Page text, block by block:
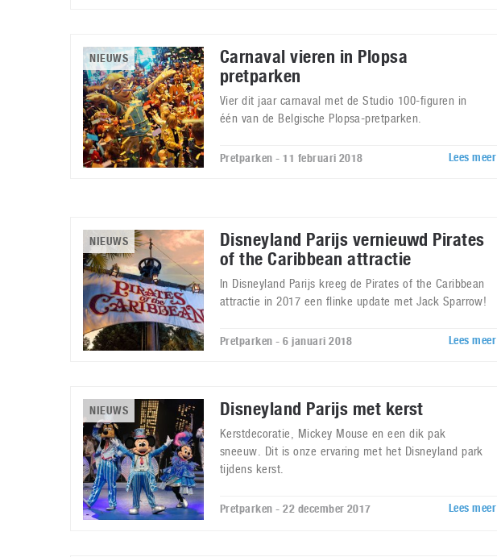
NIEUWS
Carnaval vieren in Plopsa
pretparken
Vier dit jaar carnaval met de Studio 100-figuren in
één van de Belgische Plopsa-pretparken.
Pretparken - 11 februari 2018 Lees meer
NIEUWS
Disneyland Parijs vernieuwd Pirates
of the Caribbean attractie
In Disneyland Parijs kreeg de Pirates of the Caribbean
attractie in 2017 een flinke update met Jack Sparrow!
Pretparken - 6 januari 2018 Lees meer
NIEUWS Disneyland Parijs met kerst
Kerstdecoratie, Mickey Mouse en een dik pak
sneeuw. Dit is onze ervaring met het Disneyland park
tijdens kerst.
Pretparken - 22 december 2017 Lees meer